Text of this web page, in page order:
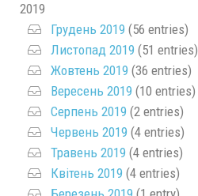
2019
Грудень 2019 (56 entries)
Листопад 2019 (51 entries)
Жовтень 2019 (36 entries)
Вересень 2019 (10 entries)
Серпень 2019 (2 entries)
Червень 2019 (4 entries)
Травень 2019 (4 entries)
Квітень 2019 (4 entries)